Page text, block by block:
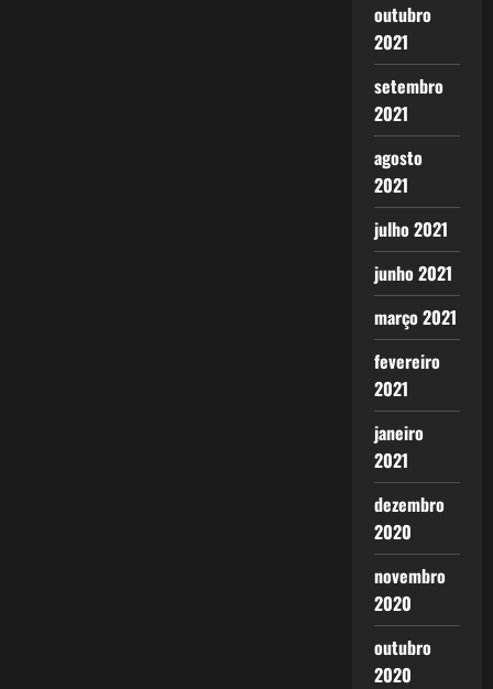
outubro
2021
setembro
2021
agosto
2021
julho 2021
junho 2021
março 2021
fevereiro
2021
janeiro
2021
dezembro
2020
novembro
2020
outubro
2020